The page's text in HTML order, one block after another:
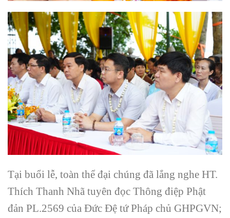
Tại buổi lễ, toàn thể đại chúng đã lắng nghe HT.
Thích Thanh Nhã tuyên đọc Thông điệp Phật
đản PL.2569 của Đức Đệ tứ Pháp chủ GHPGVN;